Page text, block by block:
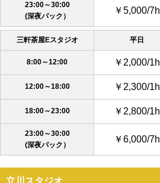
23:00～30:00
(深夜パック）
￥5,000/7h
三軒茶屋Eスタジオ 平日
8:00～12:00 ￥2,000/1h
12:00～18:00 ￥2,300/1h
18:00～23:00 ￥2,800/1h
23:00～30:00
(深夜パック）
￥6,000/7h
立川スタジオ